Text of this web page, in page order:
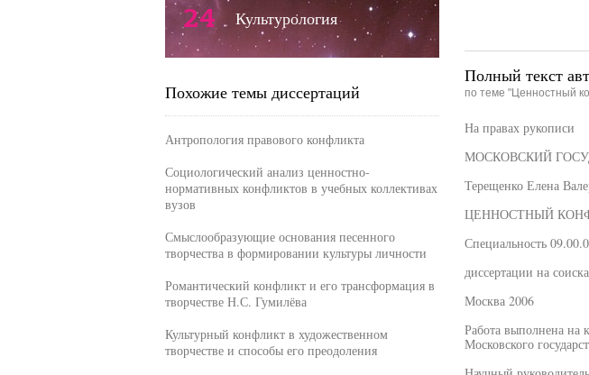
Полный текст
по теме "Ценностный
На правах рукописи
МОСКОВСКИЙ
Терещенко Елена
ЦЕННОСТНЫЙ
Специальность
диссертации на
Москва 2006
Работа выполнена на
Московского
24 Культурология
Похожие темы диссертаций
Антропология правового конфликта
Социологический анализ ценностно-
нормативных конфликтов в учебных коллективах
вузов
Смыслообразующие основания песенного
творчества в формировании культуры личности
Романтический конфликт и его трансформация в
творчестве Н.С. Гумилёва
Культурный конфликт в художественном
творчестве и способы его преодоления